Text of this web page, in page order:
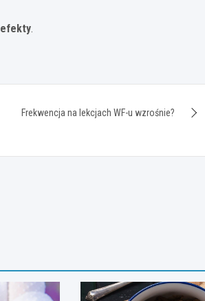
efekty.
Frekwencja na lekcjach WF-u wzrośnie?